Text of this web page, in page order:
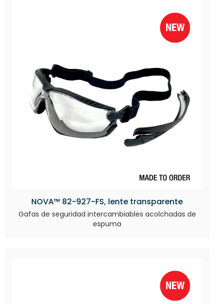
NOVA™ 82-927-FS, lente transparente
Gafas de seguridad intercambiables acolchadas de
espuma